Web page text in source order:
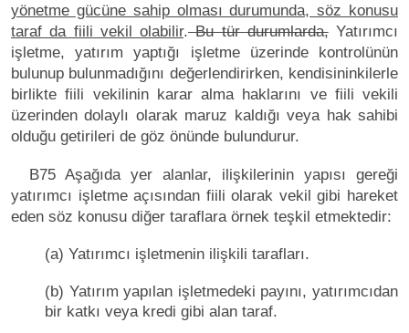
yönetme gücüne sahip olması durumunda, söz konusu
taraf da fiili vekil olabilir.Bu tür durumlarda,Yatırımcı
işletme, yatırım yaptığı işletme üzerinde kontrolünün
bulunup bulunmadığını değerlendirirken, kendisininkilerle
birlikte fiili vekilinin karar alma haklarını ve fiili vekili
üzerinden dolaylı olarak maruz kaldığı veya hak sahibi
olduğu getirileri de göz önünde bulundurur.
B75 Aşağıda yer alanlar, ilişkilerinin yapısı gereği
yatırımcı işletme açısından fiili olarak vekil gibi hareket
eden söz konusu diğer taraflara örnek teşkil etmektedir:
(a) Yatırımcı işletmenin ilişkili tarafları.
(b) Yatırım yapılan işletmedeki payını, yatırımcıdan
bir katkı veya kredi gibi alan taraf.